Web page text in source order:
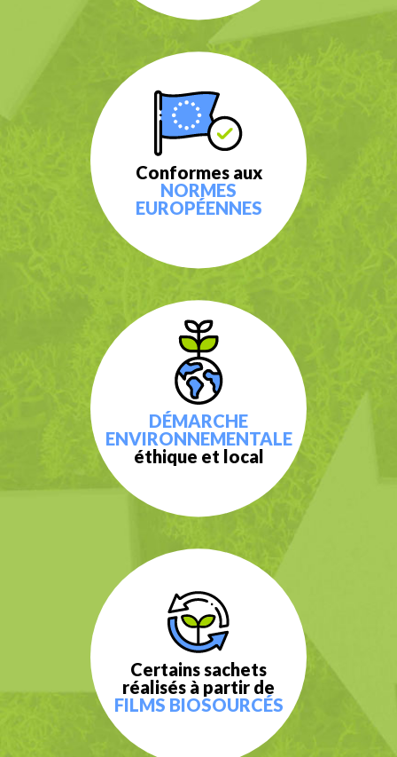
Conformes aux
NORMES
EUROPÉENNES
DÉMARCHE
ENVIRONNEMENTALE
éthique et local
Certains sachets
réalisés à partir de
FILMS BIOSOURCÉS